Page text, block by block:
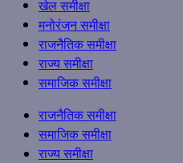
खेल समीक्षा
मनोरंजन समीक्षा
राजनैतिक समीक्षा
राज्य समीक्षा
समाजिक समीक्षा
Primary
Menu
राजनैतिक समीक्षा
समाजिक समीक्षा
राज्य समीक्षा